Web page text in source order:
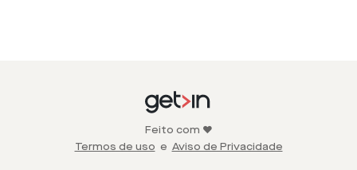
Feito com ❤️
Termos de uso e Aviso de Privacidade